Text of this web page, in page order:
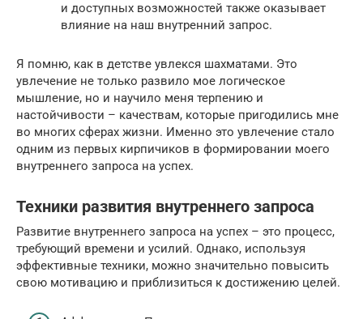
и доступных возможностей также оказывает
влияние на наш внутренний запрос.
Я помню, как в детстве увлекся шахматами. Это
увлечение не только развило мое логическое
мышление, но и научило меня терпению и
настойчивости – качествам, которые пригодились мне
во многих сферах жизни. Именно это увлечение стало
одним из первых кирпичиков в формировании моего
внутреннего запроса на успех.
Техники развития внутреннего запроса
Развитие внутреннего запроса на успех – это процесс,
требующий времени и усилий. Однако, используя
эффективные техники, можно значительно повысить
свою мотивацию и приблизиться к достижению целей.